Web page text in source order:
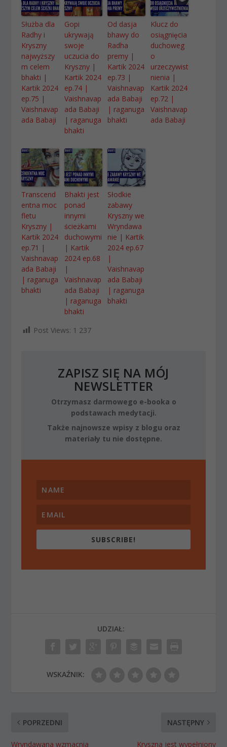
Służba dla
Radhy i
Kryszny
najwyższy
m celem
bhakti |
Kartik 2024
ep.75 |
Vaishnavap
ada Babaji
Gopi
ukrywają
swoje
uczucia do
Kryszny |
Kartik 2024
ep.74 |
Vaishnavap
ada Babaji
| raganuga
bhakti
Od dasja
bhawy do
Radha
premy |
Kartik 2024
ep.73 |
Vaishnavap
ada Babaji
| raganuga
bhakti
Klucz do
osiągnięcia
duchoweg
o
urzeczywist
nienia |
Kartik 2024
ep.72 |
Vaishnavap
ada Babaji
Transcend
entna moc
fletu
Kryszny |
Kartik 2024
ep.71 |
Vaishnavap
ada Babaji
| raganuga
bhakti
Bhakti jest
ponad
innymi
ścieżkami
duchowymi
| Kartik
2024 ep.68
|
Vaishnavap
ada Babaji
| raganuga
bhakti
Słodkie
zabawy
Kryszny we
Wryndawa
nie | Kartik
2024 ep.67
|
Vaishnavap
ada Babaji
| raganuga
bhakti
Post Views: 1 237
ZAPISZ SIĘ NA MÓJ
NEWSLETTER
Otrzymasz darmowego e-booka o
podstawach medytacji.
Także najnowsze wpisy z blogu oraz
materiały tu nie dostępne.
SUBSCRIBE!
UDZIAŁ:
WSKAŹNIK:
POPRZEDNI
Wryndawana wzmacnia
NASTĘPNY
Kryszna jest wypełniony